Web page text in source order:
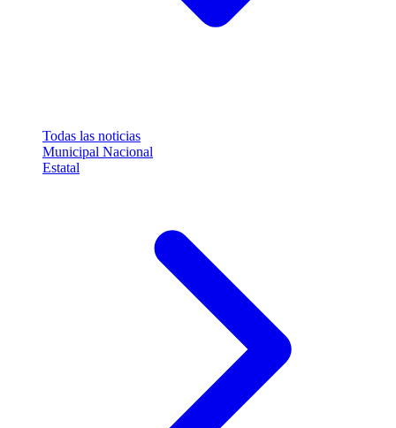
Todas las noticias
Municipal Nacional
Estatal